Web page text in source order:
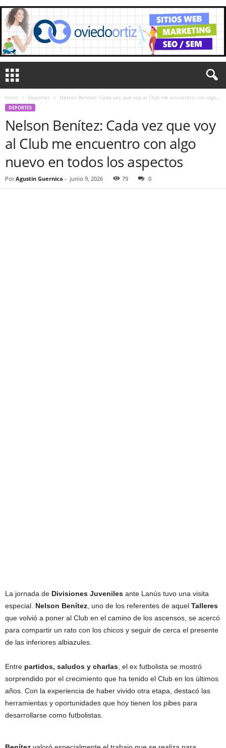
Inicio Deportes Nelson Benítez: Cada vez que voy al Club me encuentro con algo...
DEPORTES
Nelson Benítez: Cada vez que voy
al Club me encuentro con algo
nuevo en todos los aspectos
Por Agustin Guernica - junio 9, 2026 79 0
La jornada de Divisiones Juveniles ante Lanús tuvo una visita
especial. Nelson Benítez , uno de los referentes de aquel Talleres
que volvió a poner al Club en el camino de los ascensos, se acercó
para compartir un rato con los chicos y seguir de cerca el presente
de las inferiores albiazules.
Entre partidos, saludos y charlas , el ex futbolista se mostró
sorprendido por el crecimiento que ha tenido el Club en los últimos
años. Con la experiencia de haber vivido otra etapa, destacó las
herramientas y oportunidades que hoy tienen los pibes para
desarrollarse como futbolistas.